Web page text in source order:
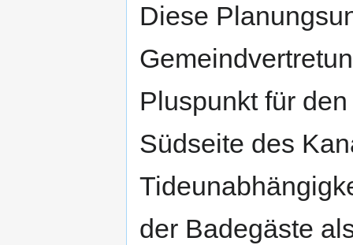
Diese
Pluspunkt für
Südseite des
der Badegäste